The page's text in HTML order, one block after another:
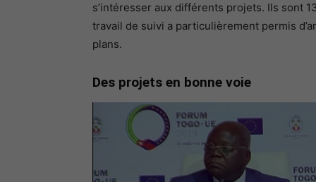
s’intéresser aux différents projets. Ils sont
travail de suivi a particulièrement permis
plans.
Des projets en bonne voie